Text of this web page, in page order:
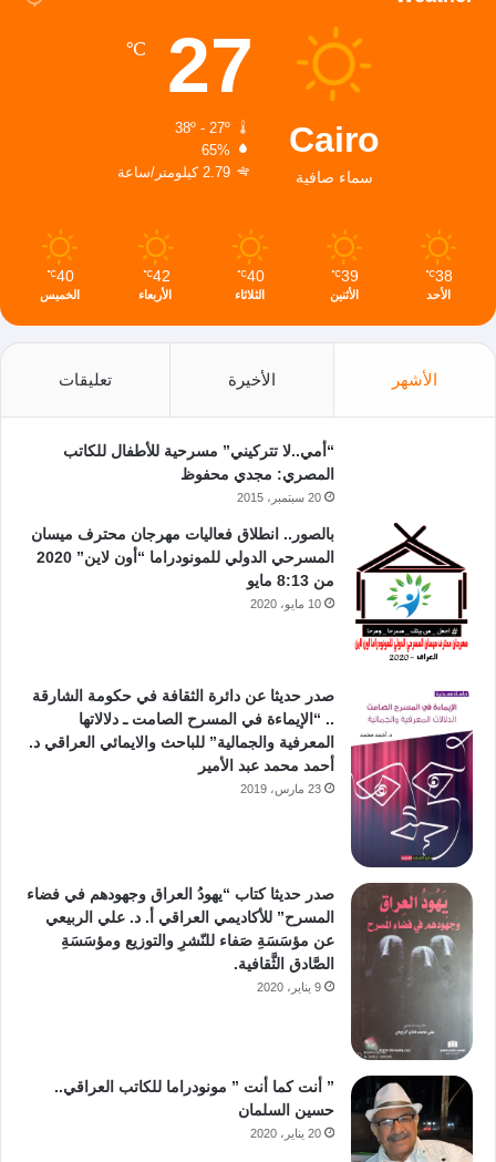
Cairo
سماء صافية
27
℃
38º - 27º
65%
2.79 كيلومتر/ساعة
38
℃
الأحد
39
℃
الأثنين
40
℃
الثلاثاء
42
℃
الأربعاء
40
℃
الخميس
الأشهر الأخيرة تعليقات
“أمي..لا تتركيني” مسرحية للأطفال للكاتب
المصري: مجدي محفوظ
20 سبتمبر، 2015
بالصور.. انطلاق فعاليات مهرجان محترف ميسان
المسرحي الدولي للمونودراما “أون لاين” 2020
من 8:13 مايو
10 مايو، 2020
صدر حديثا عن دائرة الثقافة في حكومة الشارقة
.. “الإيماءة في المسرح الصامت ـ دلالاتها
المعرفية والجمالية” للباحث والايمائي العراقي د.
أحمد محمد عبد الأمير
23 مارس، 2019
صدر حديثا كتاب “يهودُ العراق وجهودهم في فضاء
المسرح” للأكاديمي العراقي أ. د. علي الربيعي
عن مؤسَسَةِ صَفاء للنّشرِ والتوزيع ومؤسَسَةِ
الصَّادق الثَّقافية.
9 يناير، 2020
” أنت كما أنت ” مونودراما للكاتب العراقي..
حسين السلمان
20 يناير، 2020